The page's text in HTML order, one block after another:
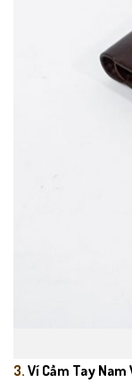
3. Ví Cầm Tay Nam